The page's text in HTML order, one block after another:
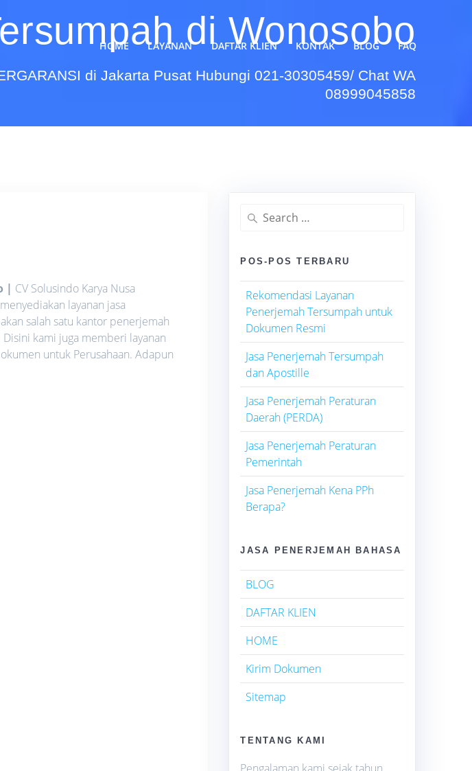
HOME LAYANAN DAFTAR KLIEN KONTAK BLOG FAQ
di Wonosobo
di Jakarta Pusat Hubungi 021-30305459/ Chat WA
08999045858
| CV Solusindo Karya Nusa
layanan jasa
salah satu kantor penerjemah
kami juga memberi layanan
untuk Perusahaan. Adapun
Search
for:
POS-POS TERBARU
Rekomendasi Layanan
Penerjemah Tersumpah untuk
Dokumen Resmi
Jasa Penerjemah Tersumpah
dan Apostille
Jasa Penerjemah Peraturan
Daerah (PERDA)
Jasa Penerjemah Peraturan
Pemerintah
Jasa Penerjemah Kena PPh
Berapa?
JASA PENERJEMAH BAHASA
BLOG
DAFTAR KLIEN
HOME
Kirim Dokumen
Sitemap
TENTANG KAMI